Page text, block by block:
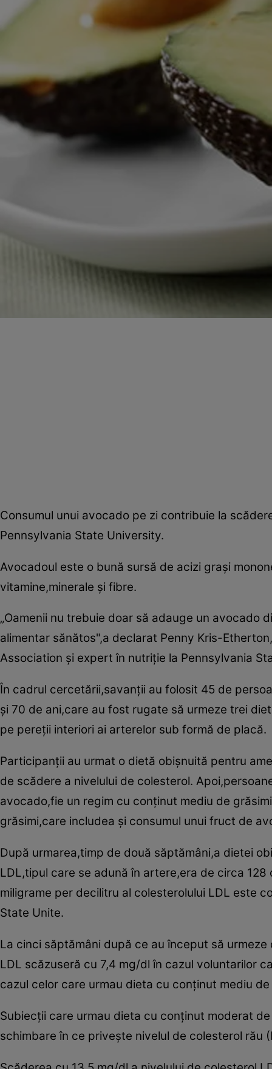
Consumul unui avocado pe zi contribuie la
Pennsylvania State University.
Avocadoul este o bună sursă de acizi graşi
vitamine,minerale şi fibre.
„Oamenii nu trebuie doar să adauge un
alimentar sănătos",a declarat Penny Kris-
Association şi expert în nutriţie la Pennsylvania
În cadrul cercetării,savanţii au folosit 45 de
şi 70 de ani,care au fost rugate să urmeze trei
pe pereţii interiori ai arterelor sub formă de placă.
Participanţii au urmat o dietă obişnuită pentru
de scădere a nivelului de colesterol.
avocado,fie un regim cu conţinut mediu de
grăsimi,care includea şi consumul unui fruct de
După urmarea,timp de două săptămâni,a dietei
LDL,tipul care se adună în artere,era de circa
miligrame per decilitru al colesterolului LDL este
State Unite.
La cinci săptămâni după ce au început să
LDL scăzuseră cu 7,4 mg/dl în cazul voluntarilor
cazul celor care urmau dieta cu conţinut mediu de
Subiecţii care urmau dieta cu conţinut moderat
schimbare în ce priveşte nivelul de colesterol rău